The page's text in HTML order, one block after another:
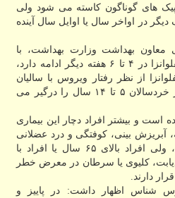
های گوناگون کاسته می شود ولی
در اواخر سال یا اوایل سال آینده
معاون بهداشت وزارت بهداشت، با
عنوان این مطلب که شیوع آنفلوانزا در ۴ تا ۶ هفته دیگر ادامه دارد،
از نظر رفتار ویروس با سالیان
قبل متفاوت می باشد و بیشتر خردسالان ۵ تا ۱۴ سال را درگیر می
است و بیشتر افراد دچار این بیماری
آبریزش بینی، کوفتگی و درد عضلانی
خودبه خود بهبود پیدا می کنند، ولی افراد بالای ۶۵ سال یا افراد با
کلیوی یا سرطان در معرض خطر
دارند.
شناس اظهار داشت: در پاییز و